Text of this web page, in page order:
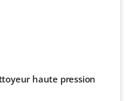
haute pression